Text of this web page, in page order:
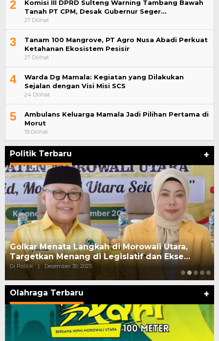
2
Komisi III DPRD Sulteng Warning Tambang Bawah
Tanah PT CPM, Desak Gubernur Seger…
27 Dilihat
3
Tanam 100 Mangrove, PT Agro Nusa Abadi Perkuat
Ketahanan Ekosistem Pesisir
27 Dilihat
4
Warda Dg Mamala: Kegiatan yang Dilakukan
Sejalan dengan Visi Misi SCS
24 Dilihat
5
Ambulans Keluarga Mamala Jadi Pilihan Pertama di
Morut
19 Dilihat
Politik Terbaru +
Golkar Menata Langkah di Morowali Utara,
Targetkan Menang di Legislatif dan Ekse…
Di Politik | Desember 30, 2025
Olahraga Terbaru +